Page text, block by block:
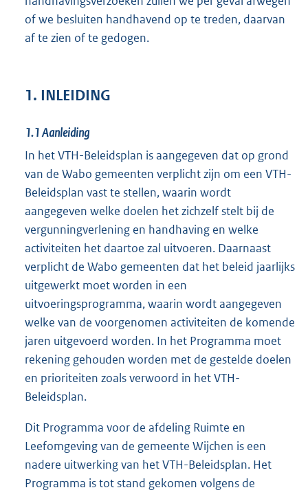
of we besluiten handhavend op te treden, daarvan
af te zien of te gedogen.
1. INLEIDING
1.1Aanleiding
In het VTH-Beleidsplan is aangegeven dat op grond
van de Wabo gemeenten verplicht zijn om een VTH-
Beleidsplan vast te stellen, waarin wordt
aangegeven welke doelen het zichzelf stelt bij de
vergunningverlening en handhaving en welke
activiteiten het daartoe zal uitvoeren. Daarnaast
verplicht de Wabo gemeenten dat het beleid jaarlijks
uitgewerkt moet worden in een
uitvoeringsprogramma, waarin wordt aangegeven
welke van de voorgenomen activiteiten de komende
jaren uitgevoerd worden. In het Programma moet
rekening gehouden worden met de gestelde doelen
en prioriteiten zoals verwoord in het VTH-
Beleidsplan.
Dit Programma voor de afdeling Ruimte en
Leefomgeving van de gemeente Wijchen is een
nadere uitwerking van het VTH-Beleidsplan. Het
Programma is tot stand gekomen volgens de